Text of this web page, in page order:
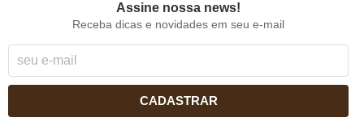
Assine nossa news!
Receba dicas e novidades em seu e-mail
CADASTRAR